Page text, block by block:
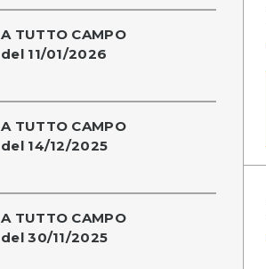
A TUTTO CAMPO
del 11/01/2026
A TUTTO CAMPO
del 14/12/2025
A TUTTO CAMPO
del 30/11/2025